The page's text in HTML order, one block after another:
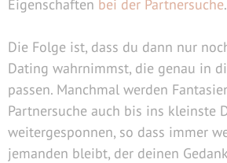
Eigenschaften bei der Partnersuche.
Die Folge ist, dass du dann nur
Dating wahrnimmst, die genau in
passen. Manchmal werden
Partnersuche auch bis ins kleinste
weitergesponnen, so dass immer
jemanden bleibt, der deinen